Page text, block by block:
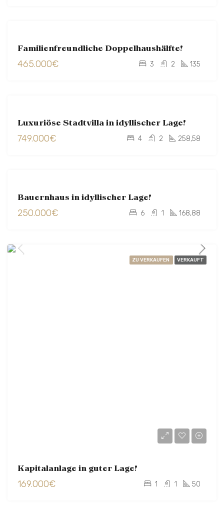
VERKAUFEN
Familienfreundliche Doppelhaushälfte!
465.000€ 3 2 135
VERKAUFEN
Luxuriöse Stadtvilla in idyllischer Lage!
749.000€ 4 2 258,58
VERKAUFEN
Bauernhaus in idyllischer Lage!
250.000€ 6 1 168,88
ZU VERKAUFEN VERKAUFT
Kapitalanlage in guter Lage!
169.000€ 1 1 50